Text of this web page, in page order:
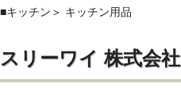
■キッチン ＞ キッチン用品
スリーワイ 株式会社